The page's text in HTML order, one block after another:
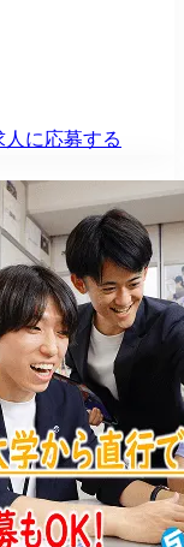
人に応募する